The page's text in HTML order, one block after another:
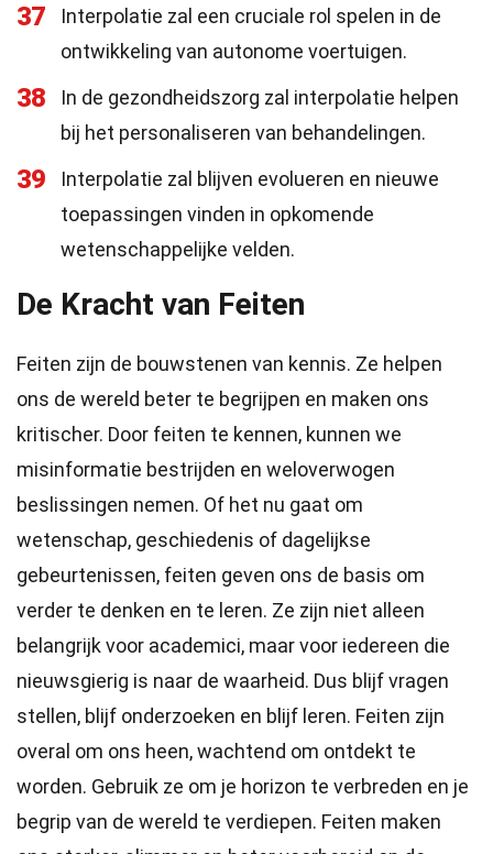
37
Interpolatie zal een cruciale rol spelen in de
ontwikkeling van autonome voertuigen.
38
In de gezondheidszorg zal interpolatie helpen
bij het personaliseren van behandelingen.
39
Interpolatie zal blijven evolueren en nieuwe
toepassingen vinden in opkomende
wetenschappelijke velden.
De Kracht van Feiten
Feiten zijn de bouwstenen van kennis. Ze helpen
ons de wereld beter te begrijpen en maken ons
kritischer. Door feiten te kennen, kunnen we
misinformatie bestrijden en weloverwogen
beslissingen nemen. Of het nu gaat om
wetenschap, geschiedenis of dagelijkse
gebeurtenissen, feiten geven ons de basis om
verder te denken en te leren. Ze zijn niet alleen
belangrijk voor academici, maar voor iedereen die
nieuwsgierig is naar de waarheid. Dus blijf vragen
stellen, blijf onderzoeken en blijf leren. Feiten zijn
overal om ons heen, wachtend om ontdekt te
worden. Gebruik ze om je horizon te verbreden en je
begrip van de wereld te verdiepen. Feiten maken